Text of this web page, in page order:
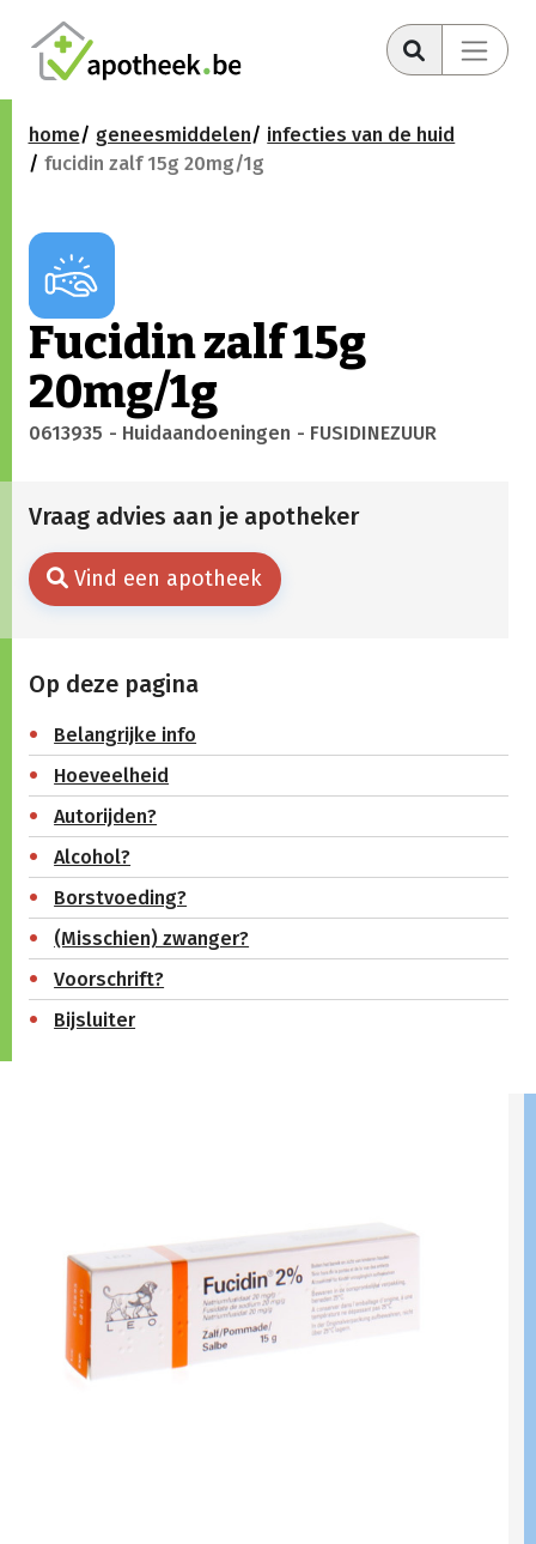
home geneesmiddelen
infecties van de huid
fucidin zalf 15g 20mg/1g
Fucidin zalf 15g
20mg/1g
0613935 - Huidaandoeningen - FUSIDINEZUUR
Vraag advies aan je apotheker
Vind een apotheek
Op deze pagina
Belangrijke info
Hoeveelheid
Autorijden?
Alcohol?
Borstvoeding?
(Misschien) zwanger?
Voorschrift?
Bijsluiter